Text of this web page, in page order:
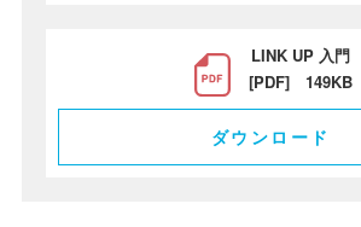
LINK UP 入門
[PDF] 149KB
ダウンロード